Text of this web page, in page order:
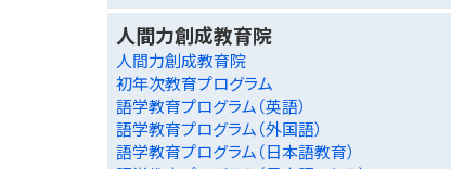
人間力創成教育院
人間力創成教育院
初年次教育プログラム
語学教育プログラム（英語）
語学教育プログラム（外国語）
語学教育プログラム（日本語教育）